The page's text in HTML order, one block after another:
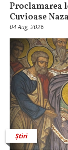
Proclamarea
Cuvioase
04 Aug, 2026
Știri